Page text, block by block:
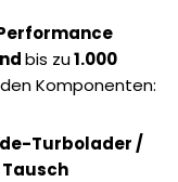
bis zu1.000
Komponenten:
Turbolader /